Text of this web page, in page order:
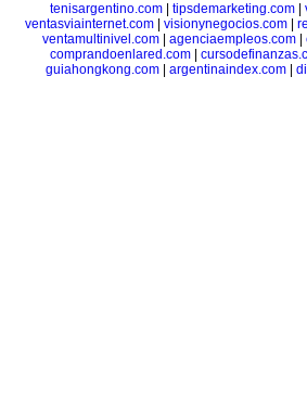
tenisargentino.com
tipsdemarketing.com
ventasviainternet.com
visionynegocios.com
ventamultinivel.com| agenciaempleos.com|
comprandoenlared.com|
guiahongkong.com| argentinaindex.com|